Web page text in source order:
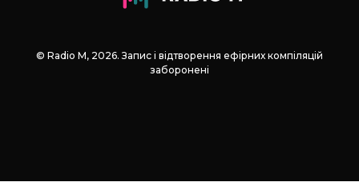
© Radio М, 2026. Запис і відтворення ефірних компіляцій
заборонені